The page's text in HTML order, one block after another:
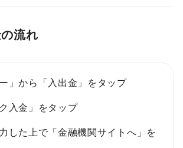
流れ
ー」から「入出金」をタップ
入金」をタップ
した上で「金融機関サイトへ」を